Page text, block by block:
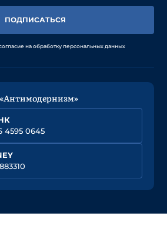
ПОДПИСАТЬСЯ
на обработку персональных данных
4595 0645